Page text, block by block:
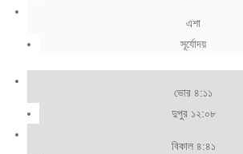
এশা
সূর্যোদয়
ভোর ৪:১১
দুপুর ১২:০৮
বিকাল ৪:৪১